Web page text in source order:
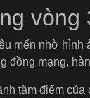
vòng
mến nhờ hình
đồng mạng,
tâm điểm